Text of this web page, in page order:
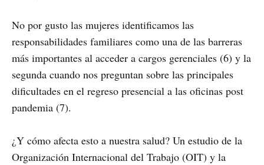
No por gusto las mujeres identificamos las
responsabilidades familiares como una de las barreras
más importantes al acceder a cargos gerenciales (6) y la
segunda cuando nos preguntan sobre las principales
dificultades en el regreso presencial a las oficinas post
pandemia (7).
¿Y cómo afecta esto a nuestra salud? Un estudio de la
Organización Internacional del Trabajo (OIT) y la